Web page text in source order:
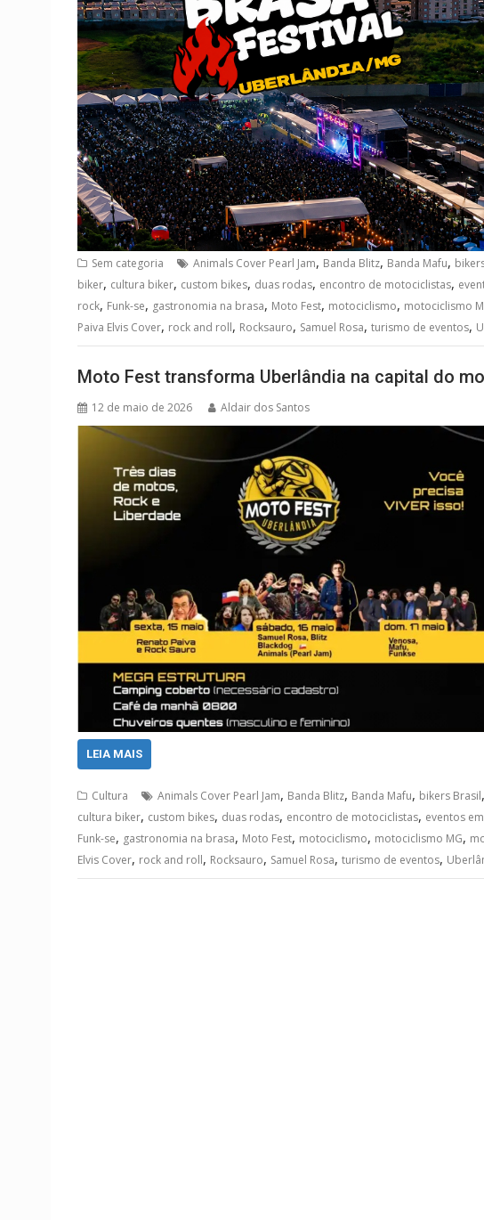
Sem categoria Animals Cover Pearl Jam, Banda Blitz, Banda Mafu,
biker, cultura biker, custom bikes, duas rodas, encontro de motociclistas,
rock, Funk-se, gastronomia na brasa, Moto Fest, motociclismo, motociclismo
Paiva Elvis Cover, rock and roll, Rocksauro, Samuel Rosa, turismo de eventos,
Moto Fest transforma Uberlândia na capital do
12 de maio de 2026 Aldair dos Santos
LEIA MAIS
Cultura Animals Cover Pearl Jam, Banda Blitz, Banda Mafu, bikers Brasil,
cultura biker, custom bikes, duas rodas, encontro de motociclistas, eventos
Funk-se, gastronomia na brasa, Moto Fest, motociclismo, motociclismo MG,
Elvis Cover, rock and roll, Rocksauro, Samuel Rosa, turismo de eventos,